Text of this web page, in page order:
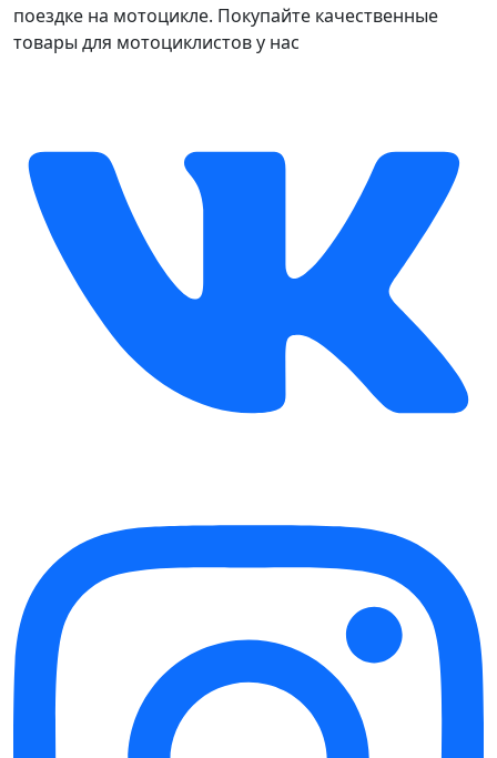
поездке на мотоцикле. Покупайте качественные
товары для мотоциклистов у нас